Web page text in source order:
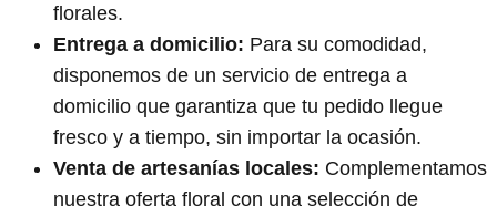
florales.
Entrega a domicilio: Para su comodidad,
disponemos de un servicio de entrega a
domicilio que garantiza que tu pedido llegue
fresco y a tiempo, sin importar la ocasión.
Venta de artesanías locales: Complementamos
nuestra oferta floral con una selección de